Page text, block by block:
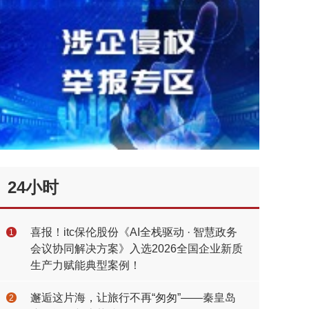
24小时
1
喜报！itc保伦股份《AI全栈驱动 · 智慧政务
会议协同解决方案》入选2026全国企业新质
生产力赋能典型案例！
2
邂逅这片海，让旅行不再“匆匆”——秦皇岛